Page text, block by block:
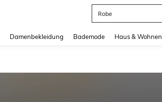
Robe
Damenbekleidung Bademode Haus & Wohnen